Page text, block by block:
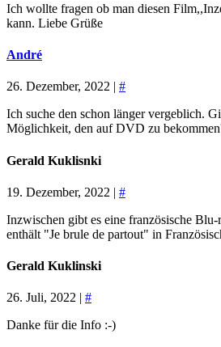
Ich wollte fragen ob man diesen
kann. Liebe Grüße
André
26. Dezember, 2022 | #
Ich suche den schon länger vergeblich.
Möglichkeit, den auf DVD zu
Gerald Kuklisnki
19. Dezember, 2022 | #
Inzwischen gibt es eine französische
enthält "Je brule de partout" in
Gerald Kuklinski
26. Juli, 2022 | #
Danke für die Info :-)